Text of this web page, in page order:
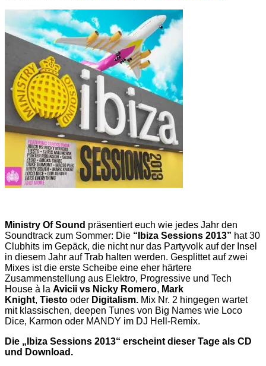
Ministry Of Sound präsentiert euch wie jedes Jahr den
Soundtrack zum Sommer: Die “Ibiza Sessions 2013” hat 30
Clubhits im Gepäck, die nicht nur das Partyvolk auf der Insel
in diesem Jahr auf Trab halten werden. Gesplittet auf zwei
Mixes ist die erste Scheibe eine eher härtere
Zusammenstellung aus Elektro, Progressive und Tech
House à la Avicii vs Nicky Romero, Mark
Knight, Tiesto oder Digitalism. Mix Nr. 2 hingegen wartet
mit klassischen, deepen Tunes von Big Names wie Loco
Dice, Karmon oder MANDY im DJ Hell-Remix.
Die „Ibiza Sessions 2013“ erscheint dieser Tage als CD
und Download.